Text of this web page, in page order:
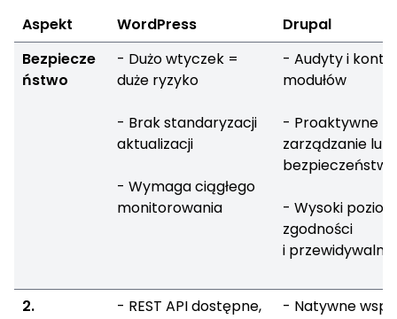
Aspekt WordPress
Drupal
Bezpiecze
ństwo
- Dużo wtyczek =
duże ryzyko
- Brak standaryzacji
aktualizacji
- Wymaga ciągłego
monitorowania
- Audyty i
modułów
- Proaktywne
zarządzanie
bezpieczeństwa
- Wysoki poziom
zgodności
i
2.
- REST API dostępne,
- Natywne